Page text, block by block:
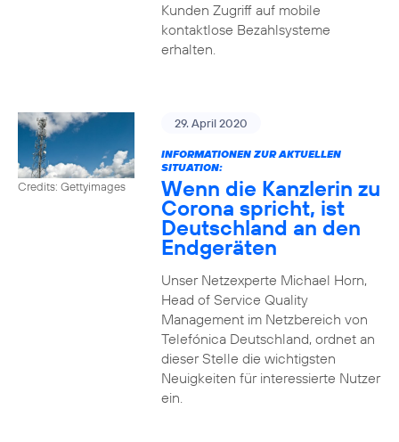
Kunden Zugriff auf mobile
kontaktlose Bezahlsysteme
erhalten.
Credits: Gettyimages
29. April 2020
INFORMATIONEN ZUR AKTUELLEN
SITUATION:
Wenn die Kanzlerin zu
Corona spricht, ist
Deutschland an den
Endgeräten
Unser Netzexperte Michael Horn,
Head of Service Quality
Management im Netzbereich von
Telefónica Deutschland, ordnet an
dieser Stelle die wichtigsten
Neuigkeiten für interessierte Nutzer
ein.